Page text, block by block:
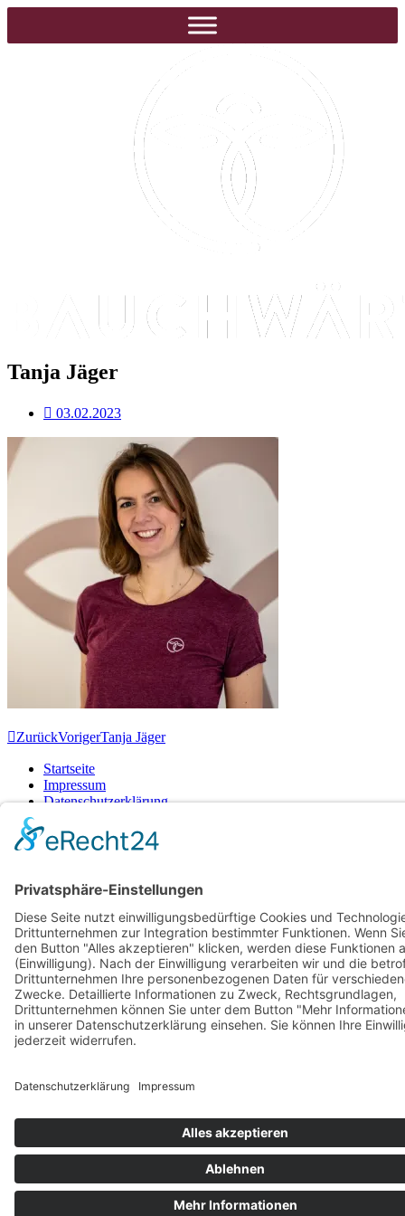
Tanja Jäger
03.02.2023
ZurückVorigerTanja Jäger
Startseite
Impressum
Datenschutzerklärung
Vertrag widerrufen
AGB
Gutschein
Startseite
Impressum
Datenschutzerklärung
Barrierefreiheitserklärung
Vertrag widerrufen
AGB
Zahlung & Versand
Gutschein